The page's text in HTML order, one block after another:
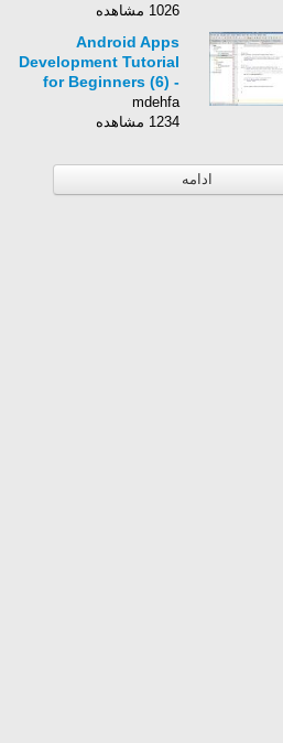
1026 مشاهده
Android Apps
Development Tutorial
for Beginners (6) -
2015
mdehfa
1234 مشاهده
ادامه